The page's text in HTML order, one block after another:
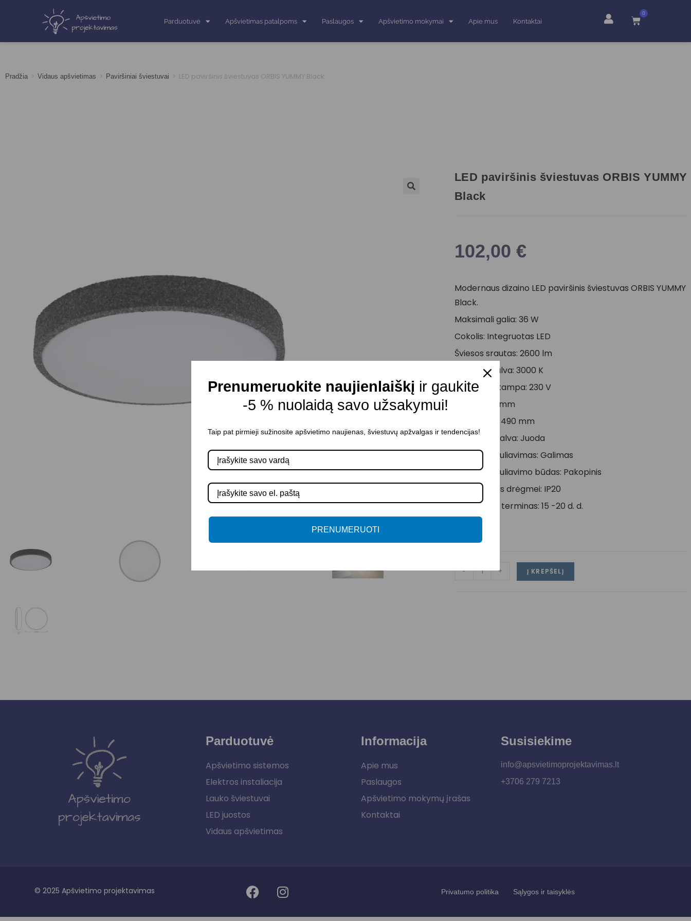
Parduotuvė Apšvietimas patalpoms Paslaugos Apšvietimo mokymai Apie mus Kontaktai
0
Pradžia > Vidaus apšvietimas > Paviršiniai šviestuvai > LED paviršinis šviestuvas ORBIS YUMMY Black
LED paviršinis šviestuvas ORBIS YUMMY
Black
102,00 €
Modernaus dizaino LED paviršinis šviestuvas ORBIS YUMMY
Black.
Maksimali galia: 36 W
Cokolis: Integruotas LED
Šviesos srautas: 2600 lm
Šviesos spalva: 3000 K
Maitinimo įtampa: 230 V
Aukštis: 70 mm
Diametras: 490 mm
Korpuso spalva: Juoda
Šviesos reguliavimas: Galimas
Šviesos reguliavimo būdas: Pakopinis
Atsparumas drėgmei: IP20
Pristatymo terminas: 15 -20 d. d.
- + Į KREPŠELĮ
Parduotuvė
Apšvietimo sistemos
Elektros instaliacija
Lauko šviestuvai
LED juostos
Vidaus apšvietimas
Informacija
Apie mus
Paslaugos
Apšvietimo mokymų įrašas
Kontaktai
Susisiekime
info@apsvietimoprojektavimas.lt
+3706 279 7213
© 2025 Apšvietimo projektavimas Privatumo politika Sąlygos ir taisyklės
Prenumeruokite naujienlaiškį ir gaukite
-5 % nuolaidą savo užsakymui!
Taip pat pirmieji sužinosite apšvietimo naujienas, šviestuvų apžvalgas ir tendencijas!
PRENUMERUOTI